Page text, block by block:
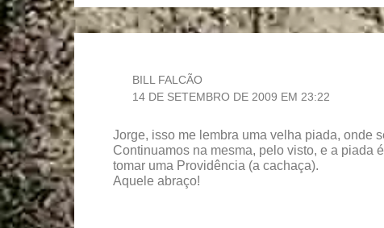
BILL FALCÃO
14 DE SETEMBRO DE 2009 EM 23:22
Jorge, isso me lembra uma velha piada, onde
Continuamos na mesma, pelo visto, e a piada
tomar uma Providência (a cachaça).
Aquele abraço!